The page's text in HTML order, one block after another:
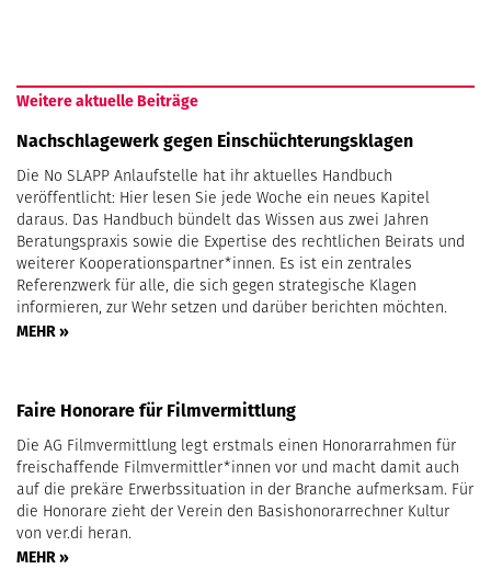
Weitere aktuelle Beiträge
Nachschlagewerk gegen Einschüchterungsklagen
Die No SLAPP Anlaufstelle hat ihr aktuelles Handbuch
veröffentlicht: Hier lesen Sie jede Woche ein neues Kapitel
daraus. Das Handbuch bündelt das Wissen aus zwei Jahren
Beratungspraxis sowie die Expertise des rechtlichen Beirats und
weiterer Kooperationspartner*innen. Es ist ein zentrales
Referenzwerk für alle, die sich gegen strategische Klagen
informieren, zur Wehr setzen und darüber berichten möchten.
MEHR »
Faire Honorare für Filmvermittlung
Die AG Filmvermittlung legt erstmals einen Honorarrahmen für
freischaffende Filmvermittler*innen vor und macht damit auch
auf die prekäre Erwerbssituation in der Branche aufmerksam. Für
die Honorare zieht der Verein den Basishonorarrechner Kultur
von ver.di heran.
MEHR »